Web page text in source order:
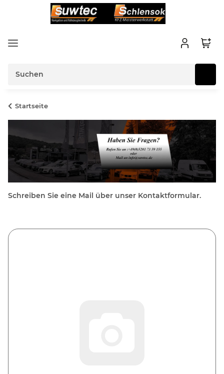
Startseite
Schreiben Sie eine Mail über unser Kontaktformular.